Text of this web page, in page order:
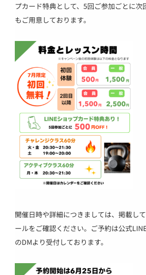
プカード特典として、5回ご参加ごとに次
もご用意しております。
開催日時や詳細につきましては、掲載し
ールをご確認ください。ご予約は公式
のDMより受付しております。